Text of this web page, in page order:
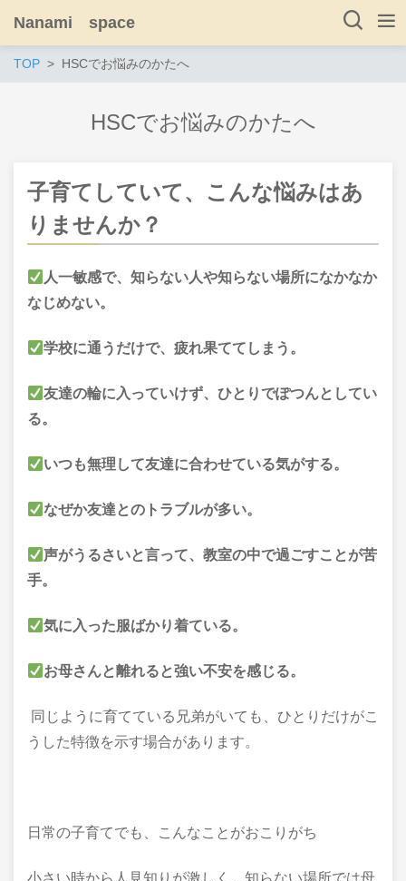
Nanami space
TOP HSCでお悩みのかたへ
HSCでお悩みのかたへ
子育てしていて、
こんな悩みはあ
りませんか？
人一敏感で、知らない人や知らない場所になかなか
なじめない。
学校に通うだけで、疲れ果ててしまう。
友達の輪に入っていけず、ひとりでぽつんとしてい
る。
いつも無理して友達に合わせている気がする。
なぜか友達とのトラブルが多い。
声がうるさいと言って、教室の中で過ごすことが苦
手。
気に入った服ばかり着ている。
お母さんと離れると強い不安を感じる。
同じように育てている兄弟がいても、ひとりだけがこ
うした特徴を示す場合があります。
日常の子育てでも、こんなことがおこりがち
小さい時から人見知りが激しく、知らない場所では母